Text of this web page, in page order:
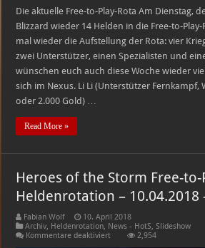
Die aktuelle Free-to-Play-Rota Am Dienstag,
Blizzard wieder 14 Helden in die Free-to-
mal wieder die Aufstellung der Rota: vier
zwei Unterstützer, einen Spezialisten und
wünschen euch auch diese Woche wieder
sich im Nexus. Li Li (Unterstützer Fernkampf,
oder 2.000 Gold) …
Read More »
Heroes of the Storm Free-to-
Heldenrotation – 10.04.2018
Fabian Wolf
10. April 2018
Archiv, Heldenrotation, News - HotS,Slideshow
Kommentare deaktiviertfür
2,954